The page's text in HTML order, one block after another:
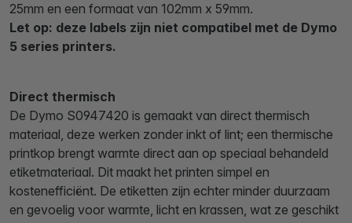
25mm en een formaat van 102mm x 59mm.
Let op: deze labels zijn niet compatibel met de Dymo
5 series printers.
Direct thermisch
De Dymo S0947420 is gemaakt van direct thermisch
materiaal, deze werken zonder inkt of lint; een thermische
printkop brengt warmte direct aan op speciaal behandeld
etiketmateriaal. Dit maakt het printen simpel en
kostenefficiënt. De etiketten zijn echter minder duurzaam
en gevoelig voor warmte, licht en krassen, wat ze geschikt